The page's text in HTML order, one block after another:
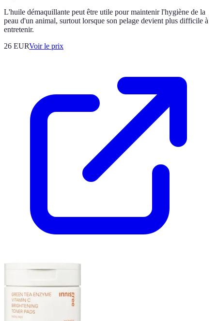
L'huile démaquillante peut être utile pour maintenir l'hygiène de la
peau d'un animal, surtout lorsque son pelage devient plus difficile à
entretenir.
26 EURVoir le prix